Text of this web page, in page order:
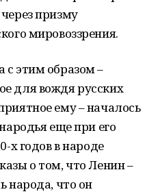
призму
мировоззрения.
с этим образом –
для вождя русских
ему – началось
еще при его
х годов в народе
о том, что Ленин –
народа, что он